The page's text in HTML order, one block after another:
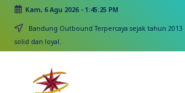
Skip
content
Kam, 6 Agu 2026- 1:45:26 PM
Bandung Outbound Terpercaya sejak tahun
solid dan loyal.